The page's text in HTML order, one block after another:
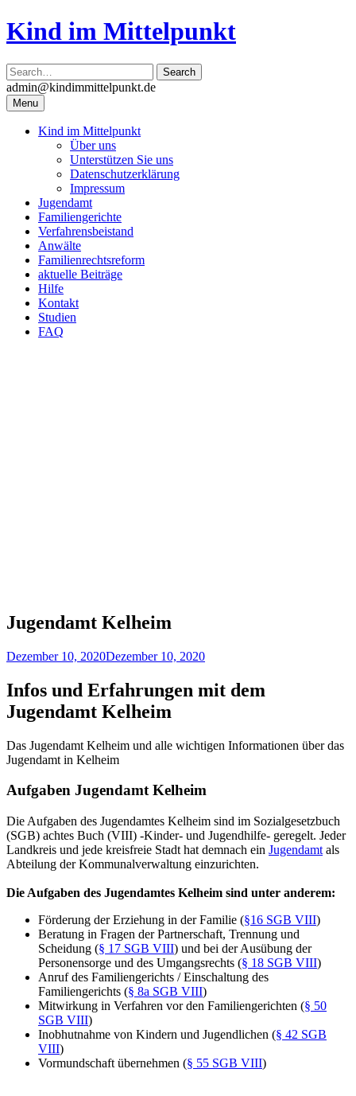
Skip
to
Kind im Mittelpunkt
admin@kindimmittelpunkt.de
Menu
Kind im Mittelpunkt
Über uns
Unterstützen Sie uns
Datenschutzerklärung
Impressum
Jugendamt
Familiengerichte
Verfahrensbeistand
Anwälte
Familienrechtsreform
aktuelle Beiträge
Hilfe
Kontakt
Studien
FAQ
Jugendamt Kelheim
Dezember 10, 2020Dezember 10, 2020
Infos und Erfahrungen mit dem
Jugendamt Kelheim
Das Jugendamt Kelheim und alle wichtigen Informationen über das
Jugendamt in Kelheim
Aufgaben Jugendamt Kelheim
Die Aufgaben des Jugendamtes Kelheim sind im Sozialgesetzbuch
(SGB) achtes Buch (VIII) -Kinder- und Jugendhilfe- geregelt. Jeder
Landkreis und jede kreisfreie Stadt hat demnach ein Jugendamt als
Abteilung der Kommunalverwaltung einzurichten.
Die Aufgaben des Jugendamtes Kelheim sind unter anderem:
Förderung der Erziehung in der Familie (§16 SGB VIII)
Beratung in Fragen der Partnerschaft, Trennung und
Scheidung (§ 17 SGB VIII) und bei der Ausübung der
Personensorge und des Umgangsrechts (§ 18 SGB VIII)
Anruf des Familiengerichts / Einschaltung des
Familiengerichts (§ 8a SGB VIII)
Mitwirkung in Verfahren vor den Familiengerichten (§ 50
SGB VIII)
Inobhutnahme von Kindern und Jugendlichen (§ 42 SGB
VIII)
Vormundschaft übernehmen (§ 55 SGB VIII)